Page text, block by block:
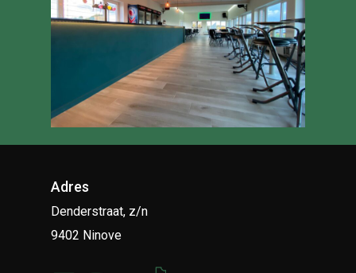
Adres
Denderstraat, z/n
9402 Ninove